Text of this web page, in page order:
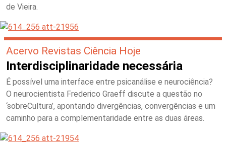
de Vieira.
Acervo Revistas Ciência Hoje
Interdisciplinaridade necessária
É possível uma interface entre psicanálise e neurociência?
O neurocientista Frederico Graeff discute a questão no
‘sobreCultura’, apontando divergências, convergências e um
caminho para a complementaridade entre as duas áreas.